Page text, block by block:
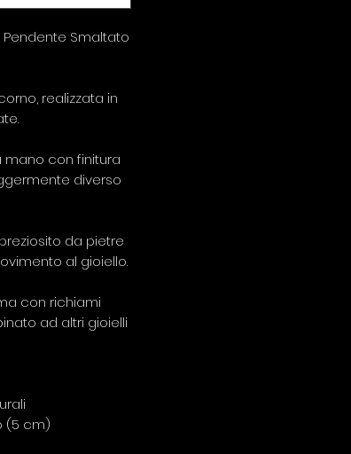
Smaltato
realizzata in
mano con finitura
diverso
da pietre
al gioiello.
con richiami
ad altri gioielli
(5 cm)